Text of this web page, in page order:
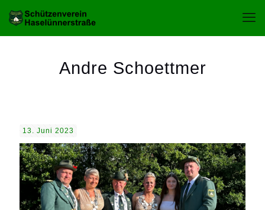
Andre Schoettmer
13. Juni 2023